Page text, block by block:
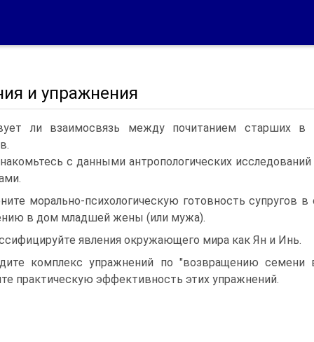
и упражнения
ли взаимосвязь между почитанием старших в
с данными антропологических
морально-психологическую готовность супругов
в дом младшей жены (или мужа).
явления окружающего мира как Ян и Инь.
комплекс упражнений по "возвращению семени
практическую эффективность этих упражнений.